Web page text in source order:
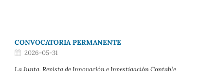
CONVOCATORIA PERMANENTE
2026-05-31
La Junta, Revista de Innovación e Investigación Contable,